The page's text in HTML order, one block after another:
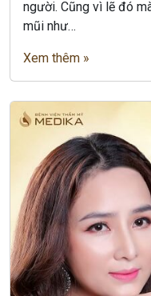
người. Cũng vì lẽ đó
mũi như…
Xem thêm »